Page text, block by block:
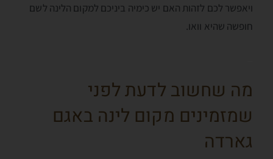
ויאפשר לכם לזהות האם יש כימיה ביניכם למקום הלינה לשם
חופשה שהיא וואו.
מה שחשוב לדעת לפני
שמזמינים מקום לינה באגם
גארדה